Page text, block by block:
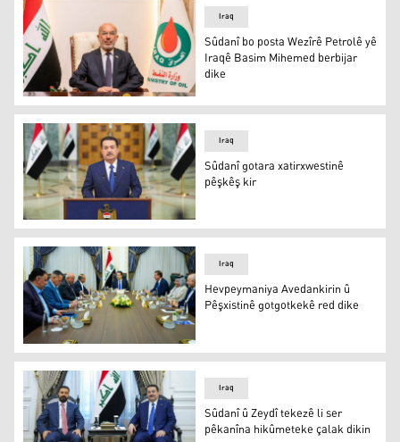
Sûdanî bo posta Wezîrê Petrolê yê Iraqê Basim
Iraq
Sûdanî bo posta Wezîrê Petrolê yê
Iraqê Basim Mihemed berbijar
dike
Mihemed Şiya Sûdanî
Iraq
Sûdanî gotara xatirxwestinê
pêşkêş kir
Hevpeymaniya Avedankirin û Pêşxistinê gotgotkekê red
Iraq
Hevpeymaniya Avedankirin û
Pêşxistinê gotgotkekê red dike
Iraq
Sûdanî û Zeydî tekezê li ser
pêkanîna hikûmeteke çalak dikin